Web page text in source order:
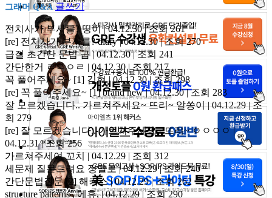
그래머 Q&A 글쓰기
전치사가 부사를?띵이 | 04.12.30 | 조회 261
[re] 전치사가 부사를?diary | 04.12.30 | 조회 270
급질 초간단 문법급 | 04.12.30 | 조회 241
간단한거 ㄹㄷㅇㄹ | 04.12.30 | 조회 217
꼭 풀어주세요~ [1] 김혁 | 04.12.30 | 조회 298
[re] 꼭 풀어주세요~ [1] brand new | 04.12.30 | 조회 283
잘 모르겠습니다.. 가르쳐주세요~ 뜨리~알쏭이 | 04.12.29 | 조
회 279
[re] 잘 모르겠습니다.. 가르쳐주세요~ 뜨리~ㅇㅇㅇㅇ |
04.12.31 | 조회 256
가르쳐주세여꼬치 | 04.12.29 | 조회 312
세문제 질문드려요 정말로 | 04.12.29 | 조회 240
간단문법질문 [2] 해커스 | 04.12.29 | 조회 262
structure patterns ,에휴, | 04.12.29 | 조회 290